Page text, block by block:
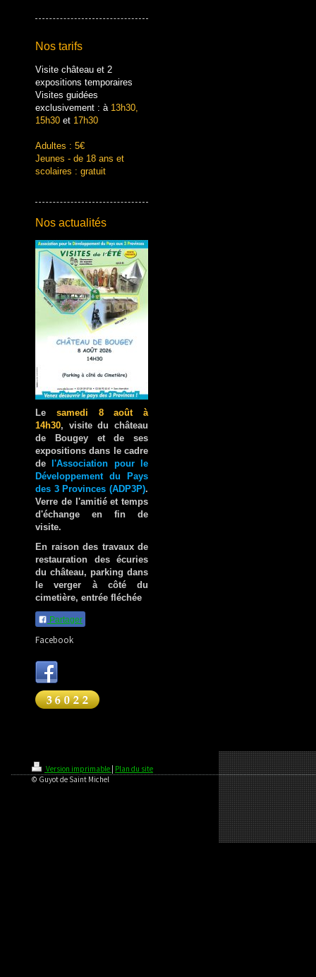
Nos tarifs
Visite château et 2
expositions temporaires
Visites guidées
exclusivement : à 13h30,
15h30 et 17h30
Adultes : 5€
Jeunes - de 18 ans et
scolaires : gratuit
Nos actualités
Le samedi 8 août à
14h30, visite du château
de Bougey et de ses
expositions dans le cadre
de
l'Association pour le
Développement du Pays
des 3 Provinces (ADP3P).
Verre de l'amitié et temps
d'échange en fin de
visite.
En raison des travaux de
restauration des écuries
du château, parking dans
le verger à côté du
cimetière, entrée fléchée
Partager
Facebook
Version imprimable | Plan du site
© Guyot de Saint Michel